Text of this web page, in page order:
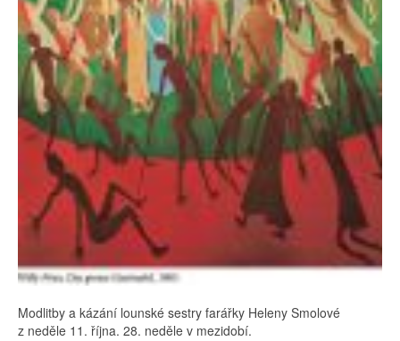
Modlitby a kázání lounské sestry farářky Heleny Smolové
z neděle 11. října. 28. neděle v mezidobí.